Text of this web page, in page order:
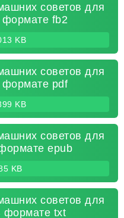
советов для
формате fb2
KB
советов для
формате pdf
KB
советов для
epub
KB
советов для
формате txt